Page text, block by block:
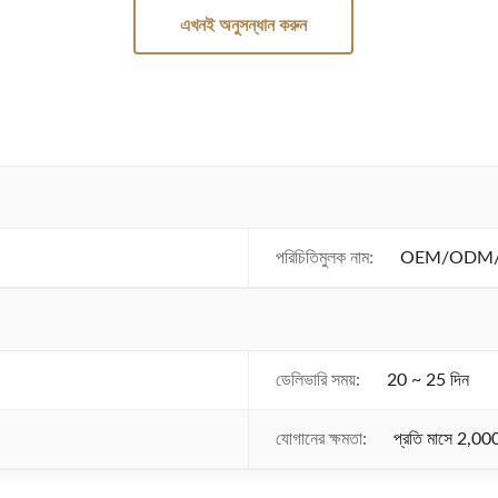
এখনই অনুসন্ধান করুন
পরিচিতিমুলক নাম: OEM/
ডেলিভারি সময়: 20 ~ 25 দিন
যোগানের ক্ষমতা: প্রতি মাসে